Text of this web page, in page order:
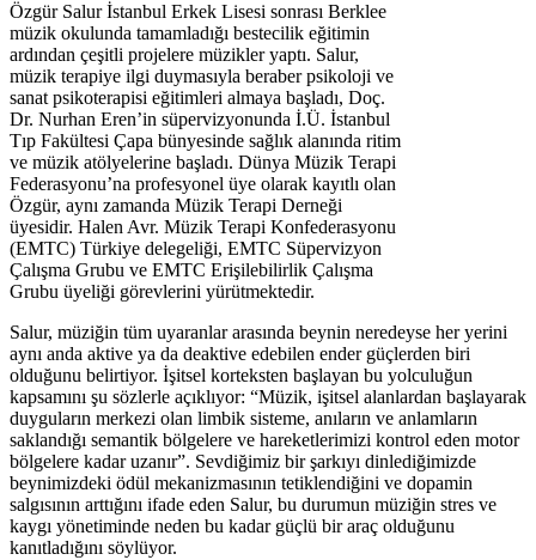
Özgür Salur İstanbul Erkek Lisesi sonrası Berklee
müzik okulunda tamamladığı bestecilik eğitimin
ardından çeşitli projelere müzikler yaptı. Salur,
müzik terapiye ilgi duymasıyla beraber psikoloji ve
sanat psikoterapisi eğitimleri almaya başladı, Doç.
Dr. Nurhan Eren’in süpervizyonunda İ.Ü. İstanbul
Tıp Fakültesi Çapa bünyesinde sağlık alanında ritim
ve müzik atölyelerine başladı. Dünya Müzik Terapi
Federasyonu’na profesyonel üye olarak kayıtlı olan
Özgür, aynı zamanda Müzik Terapi Derneği
üyesidir. Halen Avr. Müzik Terapi Konfederasyonu
(EMTC) Türkiye delegeliği, EMTC Süpervizyon
Çalışma Grubu ve EMTC Erişilebilirlik Çalışma
Grubu üyeliği görevlerini yürütmektedir.
Salur, müziğin tüm uyaranlar arasında beynin neredeyse her yerini
aynı anda aktive ya da deaktive edebilen ender güçlerden biri
olduğunu belirtiyor. İşitsel korteksten başlayan bu yolculuğun
kapsamını şu sözlerle açıklıyor: “Müzik, işitsel alanlardan başlayarak
duyguların merkezi olan limbik sisteme, anıların ve anlamların
saklandığı semantik bölgelere ve hareketlerimizi kontrol eden motor
bölgelere kadar uzanır”. Sevdiğimiz bir şarkıyı dinlediğimizde
beynimizdeki ödül mekanizmasının tetiklendiğini ve dopamin
salgısının arttığını ifade eden Salur, bu durumun müziğin stres ve
kaygı yönetiminde neden bu kadar güçlü bir araç olduğunu
kanıtladığını söylüyor.